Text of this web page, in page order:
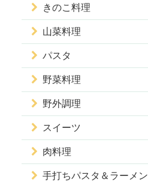
きのこ料理
山菜料理
パスタ
野菜料理
野外調理
スイーツ
肉料理
手打ちパスタ＆ラーメン